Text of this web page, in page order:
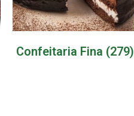
Confeitaria Fina (279)